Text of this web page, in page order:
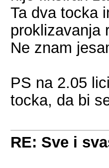
Ta dva tocka
proklizavanja
Ne znam
PS na 2.05
tocka, da bi
RE: Sve i